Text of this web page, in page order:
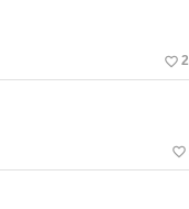
favorite_border
favorite_border